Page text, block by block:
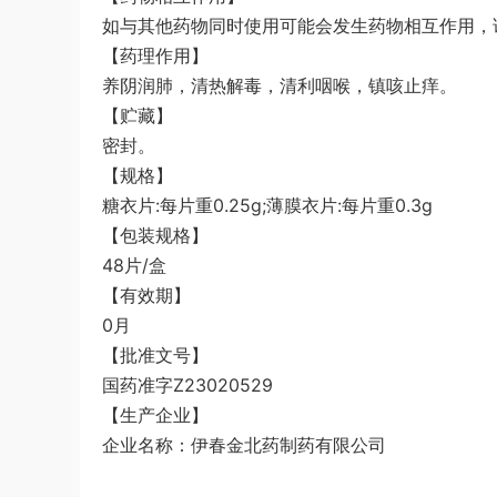
如与其他药物同时使用可能会发生药物相互作用，
【药理作用】
养阴润肺，清热解毒，清利咽喉，镇咳止痒。
【贮藏】
密封。
【规格】
糖衣片:每片重0.25g;薄膜衣片:每片重0.3g
【包装规格】
48片/盒
【有效期】
0月
【批准文号】
国药准字Z23020529
【生产企业】
企业名称：伊春金北药制药有限公司